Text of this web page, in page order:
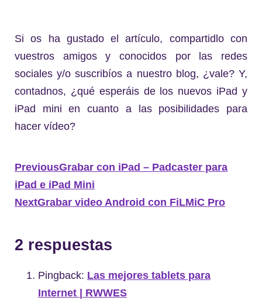
Si os ha gustado el artículo, compartidlo con
vuestros amigos y conocidos por las redes
sociales y/o suscribíos a nuestro blog, ¿vale? Y,
contadnos, ¿qué esperáis de los nuevos iPad y
iPad mini en cuanto a las posibilidades para
hacer vídeo?
PreviousGrabar con iPad – Padcaster para
iPad e iPad Mini
NextGrabar video Android con FiLMiC Pro
2 respuestas
Pingback: Las mejores tablets para
Internet | RWWES